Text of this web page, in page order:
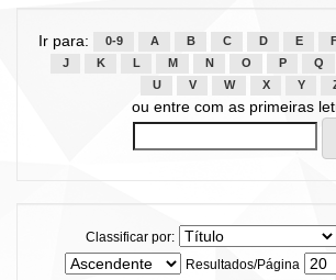
Ir para: 0-9 A B C D E
J
K L M N O P Q
U
V W X Y
ou entre com as primeiras
Classificar por:
Resultados/Página